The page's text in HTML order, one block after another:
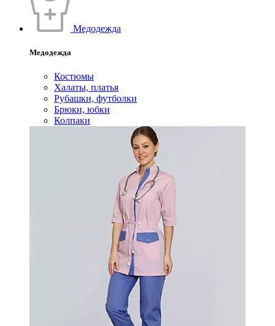
Медодежда
Медодежда
Костюмы
Халаты, платья
Рубашки, футболки
Брюки, юбки
Колпаки